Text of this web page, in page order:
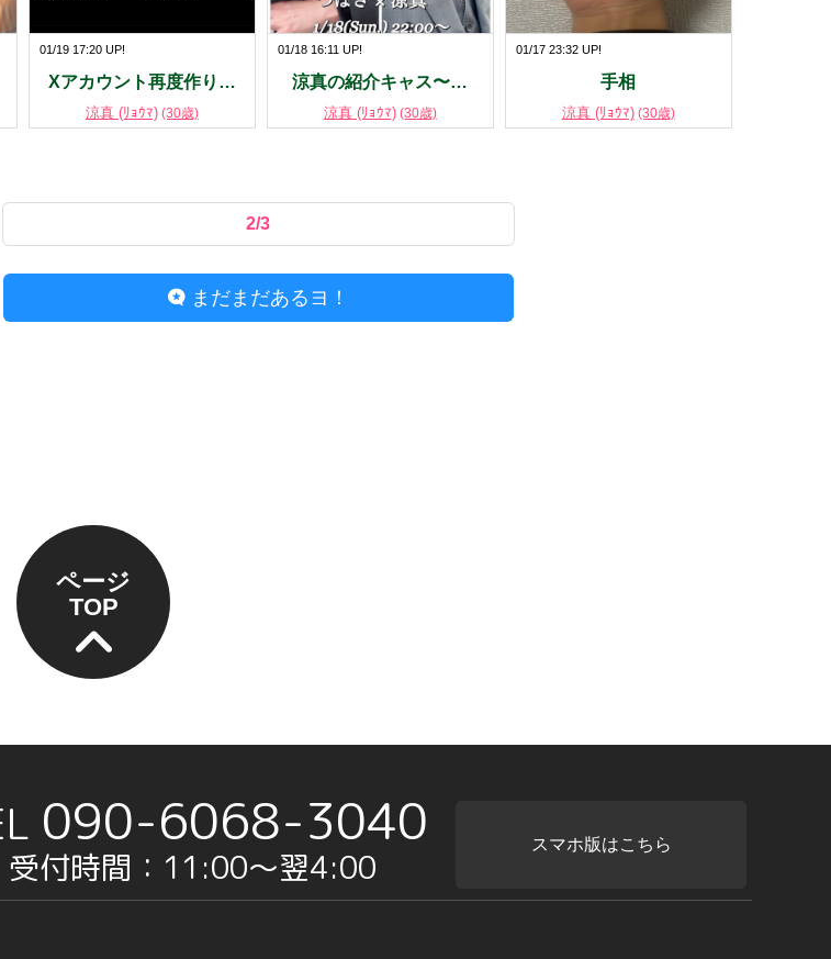
01/19 17:20 UP!
Xアカウント再度作り…
涼真 (ﾘｮｳﾏ) (30歳)
01/18 16:11 UP!
涼真の紹介キャス〜…
涼真 (ﾘｮｳﾏ) (30歳)
01/17 23:32 UP!
手相
涼真 (ﾘｮｳﾏ) (30歳)
2/3
まだまだあるヨ！
ページ
TOP
090-6068-3040
受付時間：11:00〜翌4:00
スマホ版はこちら